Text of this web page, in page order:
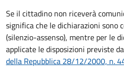
Se il cittadino non riceverà
significa che le dichiarazioni sono
(silenzio-assenso), mentre per le
applicate le disposizioni previste
della Repubblica 28/12/2000, n.